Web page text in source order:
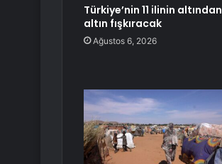
Türkiye’nin 11 ilinin altından
altın fışkıracak
Ağustos 6, 2026